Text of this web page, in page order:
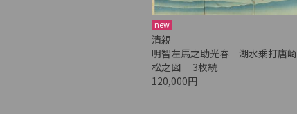
new
清親
明智左馬之助光春 湖水乗打唐崎
松之図 3枚続
120,000円